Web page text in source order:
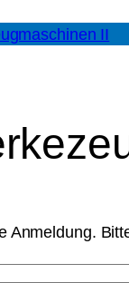
II
Anmeldung.